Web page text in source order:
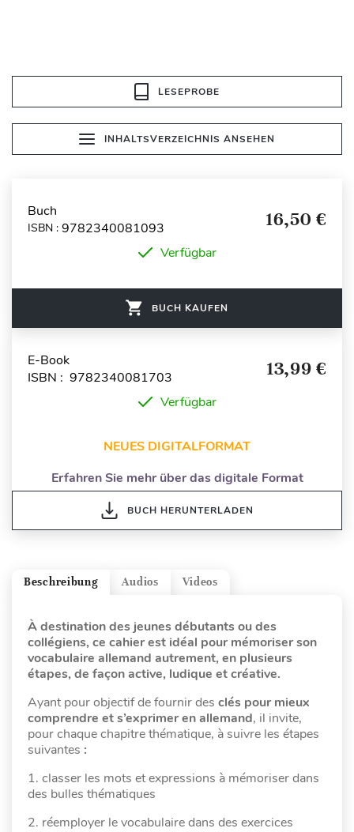
LESEPROBE
INHALTSVERZEICHNIS ANSEHEN
Buch
ISBN : 9782340081093 16,50 €
Verfügbar
BUCH KAUFEN
E-Book
ISBN : 9782340081703
13,99 €
Verfügbar
NEUES DIGITALFORMAT
Erfahren Sie mehr über das digitale Format
BUCH HERUNTERLADEN
Videos
Audios
Beschreibung
À destination des jeunes débutants ou des
collégiens, ce cahier est idéal pour mémoriser son
vocabulaire allemand autrement, en plusieurs
étapes, de façon active, ludique et créative.
Ayant pour objectif de fournir des clés pour mieux
comprendre et s’exprimer en allemand, il invite,
pour chaque chapitre thématique, à suivre les étapes
suivantes :
1. classer les mots et expressions à mémoriser dans
des bulles thématiques
2. réemployer le vocabulaire dans des exercices